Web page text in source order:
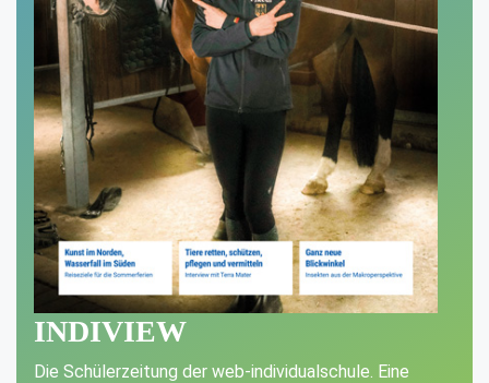
INDIVIEW
Die Schülerzeitung der web-individualschule. Eine